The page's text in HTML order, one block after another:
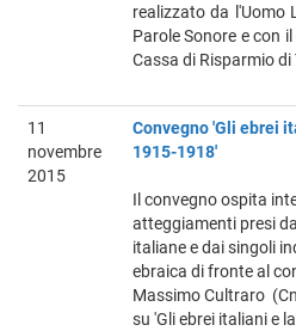
realizzato da l'Uomo
Parole Sonore e con
Cassa di Risparmio di
11
novembre
2015
Convegno 'Gli ebrei
1915-1918'
Il convegno ospita
atteggiamenti presi
italiane e dai singoli
ebraica di fronte al
Massimo Cultraro
su 'Gli ebrei italiani e